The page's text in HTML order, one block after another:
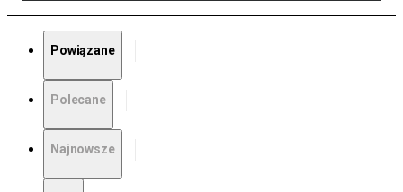
Powiązane
Polecane
Najnowsze